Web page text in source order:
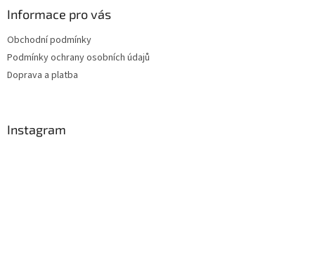
Informace pro vás
Obchodní podmínky
Podmínky ochrany osobních údajů
Doprava a platba
Instagram